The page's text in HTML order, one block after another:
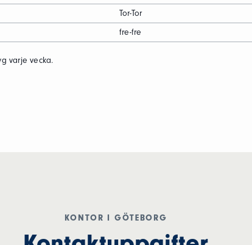
Tor-Tor
fre-fre
varje vecka.
KONTOR I GÖTEBORG